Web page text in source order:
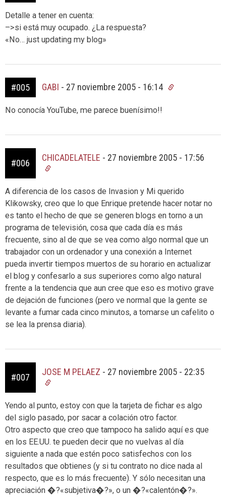
Detalle a tener en cuenta:
–>si está muy ocupado. ¿La respuesta?
«No… just updating my blog»
#005 GABI - 27 noviembre 2005 - 16:14
No conocía YouTube, me parece buenísimo!!
#006
CHICADELATELE - 27 noviembre 2005 - 17:56
A diferencia de los casos de Invasion y Mi querido
Klikowsky, creo que lo que Enrique pretende hacer notar no
es tanto el hecho de que se generen blogs en torno a un
programa de televisión, cosa que cada día es más
frecuente, sino al de que se vea como algo normal que un
trabajador con un ordenador y una conexión a Internet
pueda invertir tiempos muertos de su horario en actualizar
el blog y confesarlo a sus superiores como algo natural
frente a la tendencia que aun cree que eso es motivo grave
de dejación de funciones (pero ve normal que la gente se
levante a fumar cada cinco minutos, a tomarse un cafelito o
se lea la prensa diaria).
#007
JOSE M PELAEZ - 27 noviembre 2005 - 22:35
Yendo al punto, estoy con que la tarjeta de fichar es algo
del siglo pasado, por sacar a colación otro factor.
Otro aspecto que creo que tampoco ha salido aquí es que
en los EE.UU. te pueden decir que no vuelvas al día
siguiente a nada que estén poco satisfechos con los
resultados que obtienes (y si tu contrato no dice nada al
respecto, que es lo más frecuente). Y sólo necesitan una
apreciación �?«subjetiva�?», o un �?«calentón�?».